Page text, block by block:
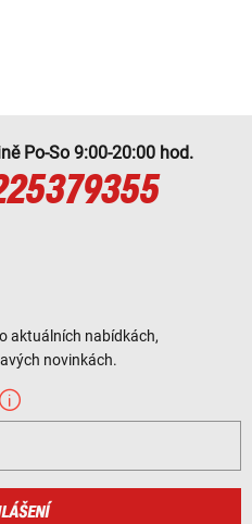
Po-So 9:00-20:00 hod.
aktuálních nabídkách,
novinkách.